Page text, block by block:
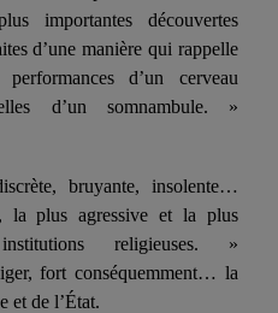
importantes découver­tes
d’une manière qui rappelle
d’un cerveau
d’un somnambule. »
bruyante, insolente…
la plus agressive et la plus
reli­gieuses. »
fort conséquemment… la
et de l’État.